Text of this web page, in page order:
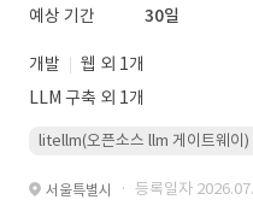
예상 기간
30일
개발
웹 외 1개
LLM 구축 외 1개
litellm(오픈소스 llm 게이트웨이
서울특별시 · 등록일자